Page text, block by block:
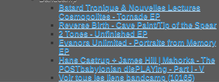
Batard Tronique & Nouvelles Lectures
Cosmopolites - Tornade EP
Reverse Birth - Cave Paint/Tip of the Spear
2 Tones - Unfinished EP
Evanora Unlimited - Portraits from Memory
EP
Hans Castrup + James Hill | Mahorka - The
POSTbabylonian disPLAYing - Part I - V
Voir tous les liens bandcamp (10165)